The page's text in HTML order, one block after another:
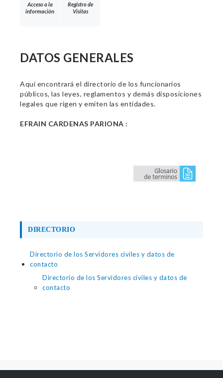
Acceso a la
información
Registro de
Visitas
DATOS GENERALES
Aquí encontrará el directorio de los funcionarios
públicos, las leyes, reglamentos y demás disposiciones
legales que rigen y emiten las entidades.
EFRAIN CARDENAS PARIONA :
DIRECTORIO
Directorio de los Servidores civiles y datos de
contacto
Directorio de los Servidores civiles y datos de
contacto